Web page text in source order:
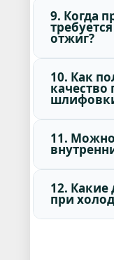
9. Когда
отжиг?
10. Как
качество
11. Можно
12.
при